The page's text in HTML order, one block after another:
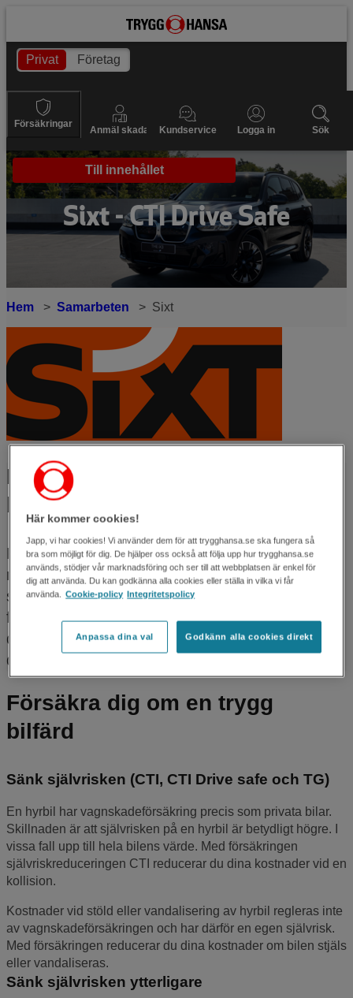
Till innehållet
Privat Företag
Försäkringar
Anmäl skada Kundservice Logga in Sök
Sixt - CTI Drive Safe
Hem Samarbeten Sixt
Försäkra dig om en trygg
bilfärd
För att du ska ha ett så bra skydd som möjligt
när du hyr bil erbjuder vi ett antal försäkringar
som gör din resa tryggare. Ett väl valt
försäkringsskydd sänker dina kostnader och ger
dig extra hjälp om olyckan är framme. Minska
dina kostnader om något händer.
Försäkra dig om en trygg
bilfärd
Sänk självrisken (CTI, CTI Drive safe och TG)
En hyrbil har vagnskadeförsäkring precis som privata bilar.
Skillnaden är att självrisken på en hyrbil är betydligt högre. I
vissa fall upp till hela bilens värde. Med försäkringen
självriskreduceringen CTI reducerar du dina kostnader vid en
kollision.
Kostnader vid stöld eller vandalisering av hyrbil regleras inte
av vagnskadeförsäkringen och har därför en egen självrisk.
Med försäkringen reducerar du dina kostnader om bilen stjäls
eller vandaliseras.
Sänk självrisken ytterligare
Här kommer cookies!
Japp, vi har cookies! Vi använder dem för att trygghansa.se ska fungera så
bra som möjligt för dig. De hjälper oss också att följa upp hur trygghansa.se
används, stödjer vår marknadsföring och ser till att webbplatsen är enkel för
dig att använda. Du kan godkänna alla cookies eller ställa in vilka vi får
använda. Cookie-policy Integritetspolicy
Anpassa dina val Godkänn alla cookies direkt